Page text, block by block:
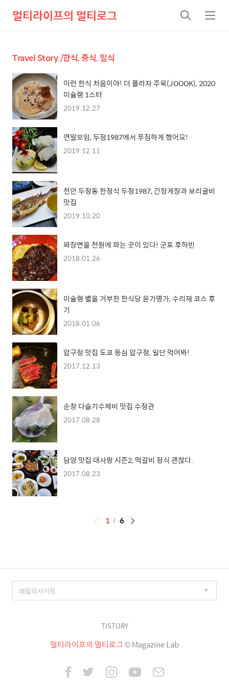
멀티라이프의 멀티로그
검
색
메
뉴
Travel Story./한식, 중식, 일식
이런 한식 처음이야! 더 플라자 주옥(JOOOK), 2020
미슐랭 1스타
2019.12.27
연말모임, 두정1987에서 푸짐하게 했어요!
2019.12.11
천안 두정동 한정식 두정1987, 간장게장과 보리굴비
맛집
2019.10.20
짜장면을 천원에 파는 곳이 있다! 군포 후하빈
2018.01.26
미슐랭 별을 거부한 한식당 윤가명가, 수리재 코스 후
기
2018.01.06
압구정 맛집 도쿄 등심 압구정, 일단 먹어봐!
2017.12.13
순창 다슬기수제비 맛집 수정관
2017.08.28
담양 맛집 대사랑 시즌2, 떡갈비 정식 괜찮다.
2017.08.23
페
1 6
TISTORY
멀티라이프의 멀티로그© Magazine Lab